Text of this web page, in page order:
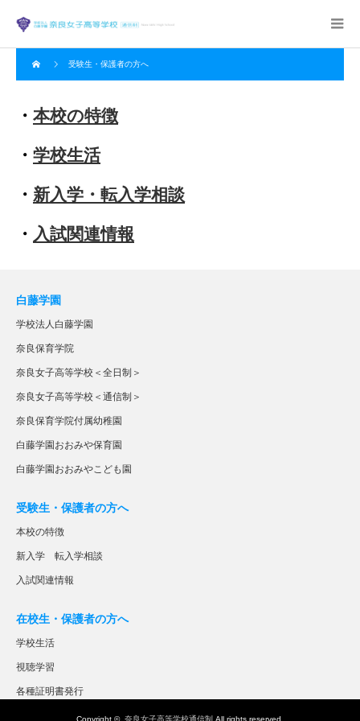
受験生・保護者の方へ
・ 本校の特徴
・ 学校生活
・ 新入学・転入学相談
・ 入試関連情報
白藤学園
学校法人白藤学園
奈良保育学院
奈良女子高等学校＜全日制＞
奈良女子高等学校＜通信制＞
奈良保育学院付属幼稚園
白藤学園おおみや保育園
白藤学園おおみやこども園
受験生・保護者の方へ
本校の特徴
新入学 転入学相談
入試関連情報
在校生・保護者の方へ
学校生活
視聴学習
各種証明書発行
Copyright © 奈良女子高等学校通信制 All rights reserved.